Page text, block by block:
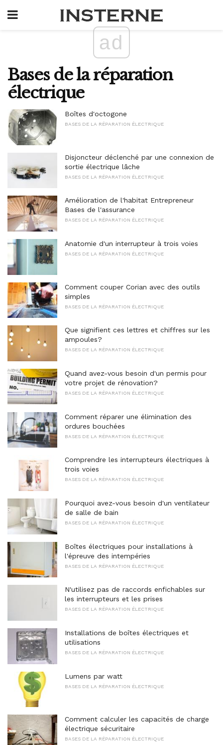
ad
Bases de la réparation
électrique
Boîtes d'octogone
BASES DE LA RÉPARATION ÉLECTRIQUE
Disjoncteur déclenché par une connexion de
sortie électrique lâche
BASES DE LA RÉPARATION ÉLECTRIQUE
Amélioration de l'habitat Entrepreneur
Bases de l'assurance
BASES DE LA RÉPARATION ÉLECTRIQUE
Anatomie d'un interrupteur à trois voies
BASES DE LA RÉPARATION ÉLECTRIQUE
Comment couper Corian avec des outils
simples
BASES DE LA RÉPARATION ÉLECTRIQUE
Que signifient ces lettres et chiffres sur les
ampoules?
BASES DE LA RÉPARATION ÉLECTRIQUE
Quand avez-vous besoin d'un permis pour
votre projet de rénovation?
BASES DE LA RÉPARATION ÉLECTRIQUE
Comment réparer une élimination des
ordures bouchées
BASES DE LA RÉPARATION ÉLECTRIQUE
Comprendre les interrupteurs électriques à
trois voies
BASES DE LA RÉPARATION ÉLECTRIQUE
Pourquoi avez-vous besoin d'un ventilateur
de salle de bain
BASES DE LA RÉPARATION ÉLECTRIQUE
Boîtes électriques pour installations à
l'épreuve des intempéries
BASES DE LA RÉPARATION ÉLECTRIQUE
N'utilisez pas de raccords enfichables sur
les interrupteurs et les prises
BASES DE LA RÉPARATION ÉLECTRIQUE
Installations de boîtes électriques et
utilisations
BASES DE LA RÉPARATION ÉLECTRIQUE
Lumens par watt
BASES DE LA RÉPARATION ÉLECTRIQUE
Comment calculer les capacités de charge
électrique sécuritaire
BASES DE LA RÉPARATION ÉLECTRIQUE